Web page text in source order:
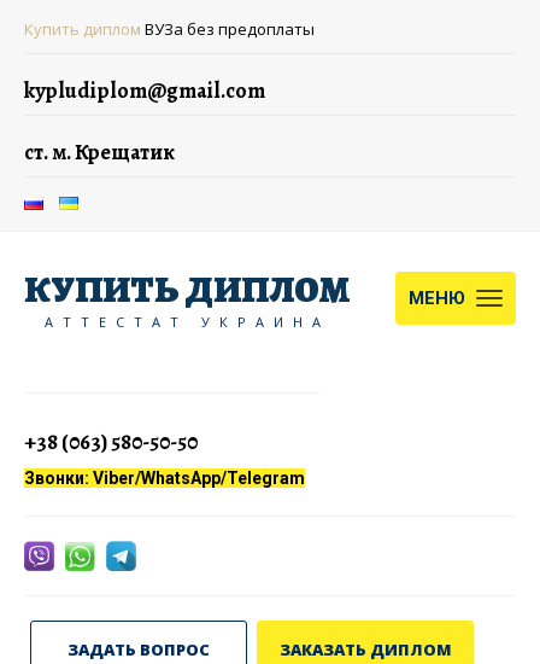
Купить диплом ВУЗа без предоплаты
kypludiplom@gmail.com
ст. м. Крещатик
+38 (063) 580-50-50
Звонки: Viber/WhatsApp/Telegram
КУПИТЬ ДИПЛОМ
АТТЕСТАТ УКРАИНА
МЕНЮ
ЗАДАТЬ ВОПРОС ЗАКАЗАТЬ ДИПЛОМ